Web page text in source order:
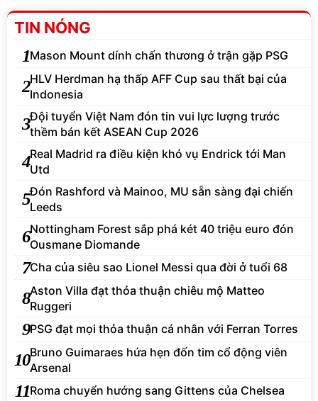
TIN NÓNG
1Mason Mount dính chấn thương ở trận gặp PSG
2HLV Herdman hạ thấp AFF Cup sau thất bại của
Indonesia
3Đội tuyển Việt Nam đón tin vui lực lượng trước
thềm bán kết ASEAN Cup 2026
4Real Madrid ra điều kiện khó vụ Endrick tới Man
Utd
5Đón Rashford và Mainoo, MU sẵn sàng đại chiến
Leeds
6Nottingham Forest sắp phá két 40 triệu euro đón
Ousmane Diomande
7Cha của siêu sao Lionel Messi qua đời ở tuổi 68
8Aston Villa đạt thỏa thuận chiêu mộ Matteo
Ruggeri
9PSG đạt mọi thỏa thuận cá nhân với Ferran Torres
10Bruno Guimaraes hứa hẹn đốn tim cổ động viên
Arsenal
11Roma chuyển hướng sang Gittens của Chelsea